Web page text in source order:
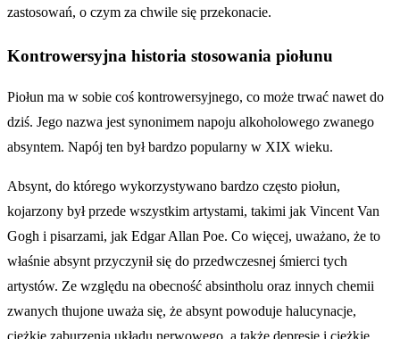
zastosowań, o czym za chwile się przekonacie.
Kontrowersyjna historia stosowania piołunu
Piołun ma w sobie coś kontrowersyjnego, co może trwać nawet do
dziś. Jego nazwa jest synonimem napoju alkoholowego zwanego
absyntem. Napój ten był bardzo popularny w XIX wieku.
Absynt, do którego wykorzystywano bardzo często piołun,
kojarzony był przede wszystkim artystami, takimi jak Vincent Van
Gogh i pisarzami, jak Edgar Allan Poe. Co więcej, uważano, że to
właśnie absynt przyczynił się do przedwczesnej śmierci tych
artystów. Ze względu na obecność absintholu oraz innych chemii
zwanych thujone uważa się, że absynt powoduje halucynacje,
ciężkie zaburzenia układu nerwowego, a także depresję i ciężkie